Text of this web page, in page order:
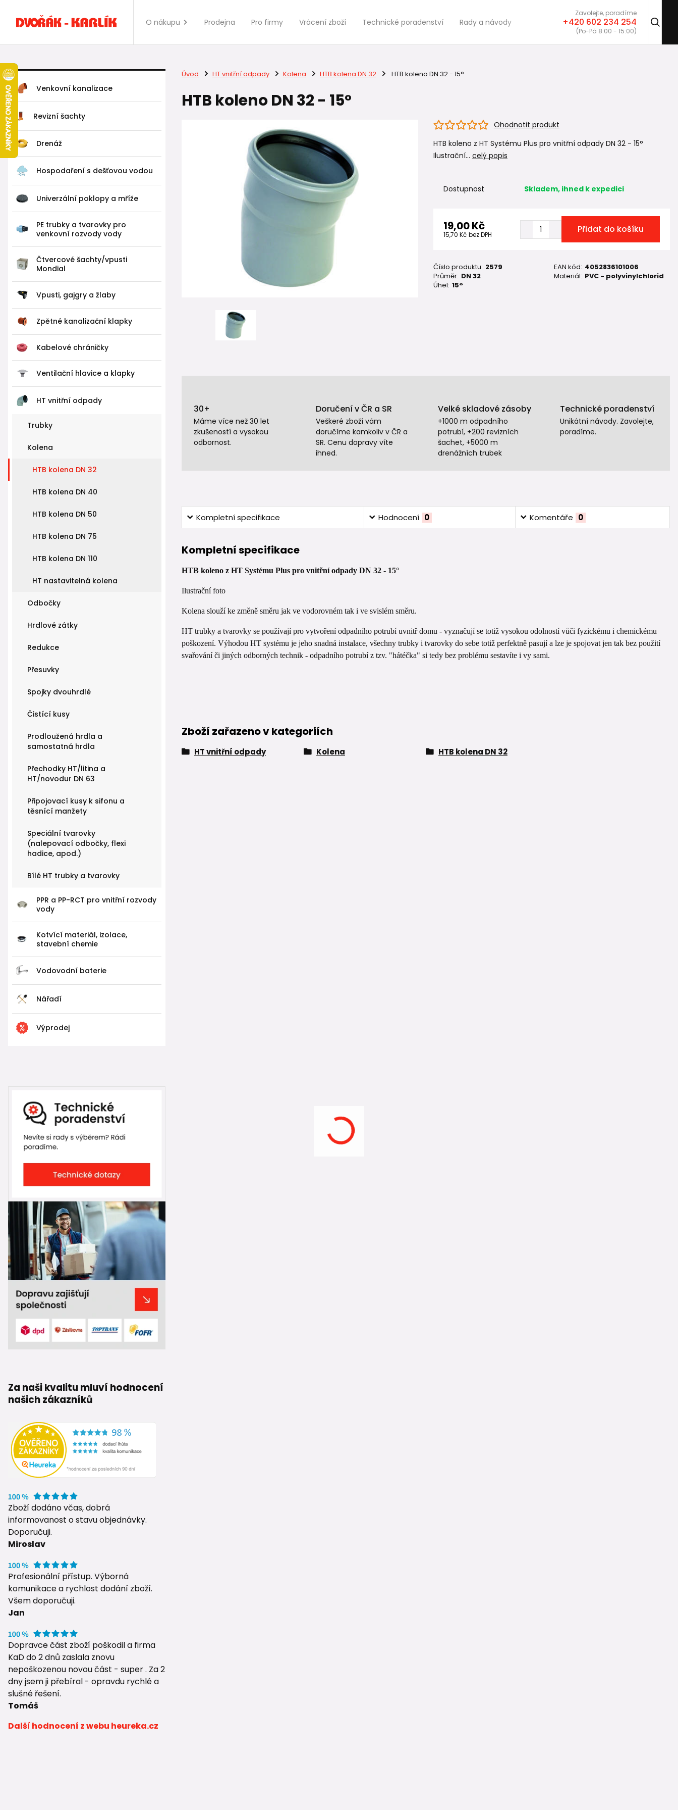
O nákupu Prodejna Pro firmy Vrácení zboží Technické poradenství Rady a návody
Zavolejte, poradíme
+420 602 234 254
(Po-Pá 8:00 - 15:00)
Venkovní kanalizace
Revizní šachty
Drenáž
Hospodaření s dešťovou vodou
Univerzální poklopy a mříže
PE trubky a tvarovky pro
venkovní rozvody vody
Čtvercové šachty/vpusti
Mondial
Vpusti, gajgry a žlaby
Zpětné kanalizační klapky
Kabelové chráničky
Ventilační hlavice a klapky
HT vnitřní odpady
Trubky
Kolena
HTB kolena DN 32
HTB kolena DN 40
HTB kolena DN 50
HTB kolena DN 75
HTB kolena DN 110
HT nastavitelná kolena
Odbočky
Hrdlové zátky
Redukce
Přesuvky
Spojky dvouhrdlé
Čistící kusy
Prodloužená hrdla a
samostatná hrdla
Přechodky HT/litina a
HT/novodur DN 63
Připojovací kusy k sifonu a
těsnící manžety
Speciální tvarovky
(nalepovací odbočky, flexi
hadice, apod.)
Bílé HT trubky a tvarovky
PPR a PP-RCT pro vnitřní rozvody
vody
Kotvící materiál, izolace,
stavební chemie
Vodovodní baterie
Nářadí
Výprodej
Za naši kvalitu mluví hodnocení
našich zákazníků
Zboží dodáno včas, dobrá
informovanost o stavu objednávky.
Doporučuji.
Miroslav
Profesionální přístup. Výborná
komunikace a rychlost dodání zboží.
Všem doporučuji.
Jan
Dopravce část zboží poškodil a firma
KaD do 2 dnů zaslala znovu
nepoškozenou novou část - super . Za 2
dny jsem ji přebíral - opravdu rychlé a
slušné řešení.
Tomáš
Další hodnocení z webu heureka.cz
Úvod HT vnitřní odpady Kolena HTB kolena DN 32 HTB koleno DN 32 - 15°
HTB koleno DN 32 - 15°
Ohodnotit produkt
HTB koleno z HT Systému Plus pro vnitřní odpady DN 32 - 15°
Ilustrační... celý popis
Dostupnost Skladem, ihned k expedici
19,00 Kč
15,70 Kč bez DPH Přidat do košíku
Číslo produktu: 2579 EAN kód: 4052836101006
Průměr: DN 32 Materiál: PVC - polyvinylchlorid
Úhel: 15°
30+
Máme více než 30 let
zkušeností a vysokou
odbornost.
Doručení v ČR a SR
Veškeré zboží vám
doručíme kamkoliv v ČR a
SR. Cenu dopravy víte
ihned.
Velké skladové zásoby
+1000 m odpadního
potrubí, +200 revizních
šachet, +5000 m
drenážních trubek
Technické poradenství
Unikátní návody. Zavolejte,
poradíme.
Kompletní specifikace Hodnocení 0 Komentáře 0
Kompletní specifikace
HTB koleno z HT Systému Plus pro vnitřní odpady DN 32 - 15°
Ilustrační foto
Kolena slouží ke změně směru jak ve vodorovném tak i ve svislém směru.
HT trubky a tvarovky se používají pro vytvoření odpadního potrubí uvnitř domu - vyznačují se totiž vysokou odolností vůči fyzickému i chemickému
poškození. Výhodou HT systému je jeho snadná instalace, všechny trubky i tvarovky do sebe totiž perfektně pasují a lze je spojovat jen tak bez použití
svařování či jiných odborných technik - odpadního potrubí z tzv. "hátéčka" si tedy bez problému sestavíte i vy sami.
Zboží zařazeno v kategoriích
HT vnitřní odpady Kolena HTB kolena DN 32